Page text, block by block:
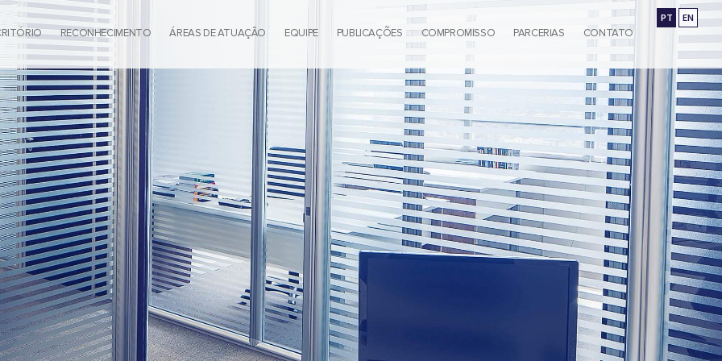
PT EN
RECONHECIMENTO ÁREAS DE ATUAÇÃO EQUIPE PUBLICAÇÕES COMPROMISSO PARCERIAS CONTATO